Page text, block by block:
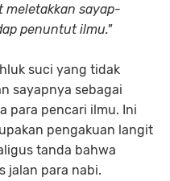
meletakkan sayap-
penuntut ilmu."
suci yang tidak
sayapnya sebagai
para pencari ilmu. Ini
pengakuan langit
tanda bahwa
jalan para nabi.